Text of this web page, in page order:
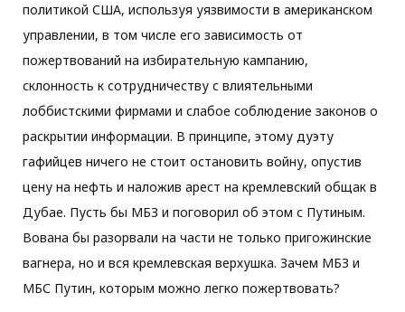
политикой США, используя уязвимости в американском
управлении, в том числе его зависимость от
пожертвований на избирательную кампанию,
склонность к сотрудничеству с влиятельными
лоббистскими фирмами и слабое соблюдение законов о
раскрытии информации. В принципе, этому дуэту
гафийцев ничего не стоит остановить войну, опустив
цену на нефть и наложив арест на кремлевский общак в
Дубае. Пусть бы МБЗ и поговорил об этом с Путиным.
Вована бы разорвали на части не только пригожинские
вагнера, но и вся кремлевская верхушка. Зачем МБЗ и
МБС Путин, которым можно легко пожертвовать?